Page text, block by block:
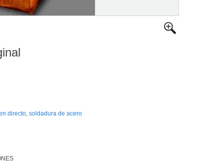
directo soldadura de acero